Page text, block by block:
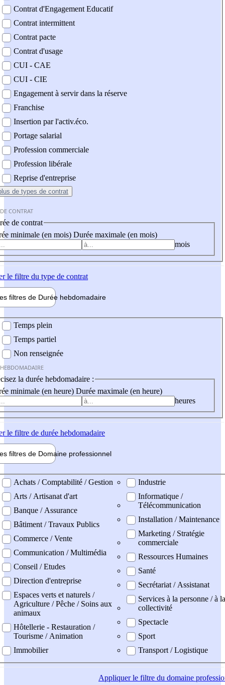
Contrat d'Engagement Educatif
Contrat intermittent
Contrat pacte
Contrat d'usage
CUI - CAE
CUI - CIE
Engagement à servir dans la réserve
Franchise
Insertion par l'activ.éco.
Portage salarial
Profession commerciale
Profession libérale
Reprise d'entreprise
de types de contrat
CONTRAT
de contrat
minimale (en mois) Durée maximale (en mois)
mois
le filtre du type de contrat
filtres de Durée hebdomadaire
Temps plein
Temps partiel
Non renseignée
la durée hebdomadaire :
minimale (en heure) Durée maximale (en heure)
heures
le filtre de durée hebdomadaire
filtres de Domaine professionnel
professionel
Achats / Comptabilité / Gestion
Arts / Artisanat d'art
Banque / Assurance
Bâtiment / Travaux Publics
Commerce / Vente
Communication / Multimédia
Conseil / Etudes
Direction d'entreprise
Espaces verts et naturels /
Agriculture / Pêche / Soins aux
animaux
Hôtellerie - Restauration /
Tourisme / Animation
Immobilier
Industrie
Informatique /
Télécommunication
Installation / Maintenance
Marketing / Stratégie
commerciale
Ressources Humaines
Santé
Secrétariat / Assistanat
Services à la personne / à la
collectivité
Spectacle
Sport
Transport / Logistique
Appliquerle filtre du domaine